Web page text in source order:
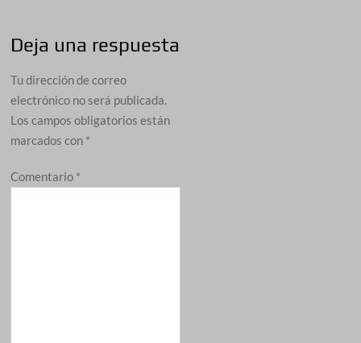
Deja una respuesta
Tu dirección de correo
electrónico no será publicada.
Los campos obligatorios están
marcados con *
Comentario *